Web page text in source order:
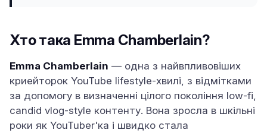
Хто така Emma Chamberlain?
Emma Chamberlain — одна з найвпливовіших
криейторок YouTube lifestyle-хвилі, з відмітками
за допомогу в визначенні цілого покоління low-fi,
candid vlog-style контенту. Вона зросла в шкільні
роки як YouTuber'ка і швидко стала